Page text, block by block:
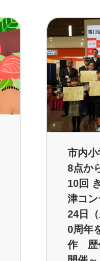
市内
8点か
10回
津コン
24日
0周年
作 歴